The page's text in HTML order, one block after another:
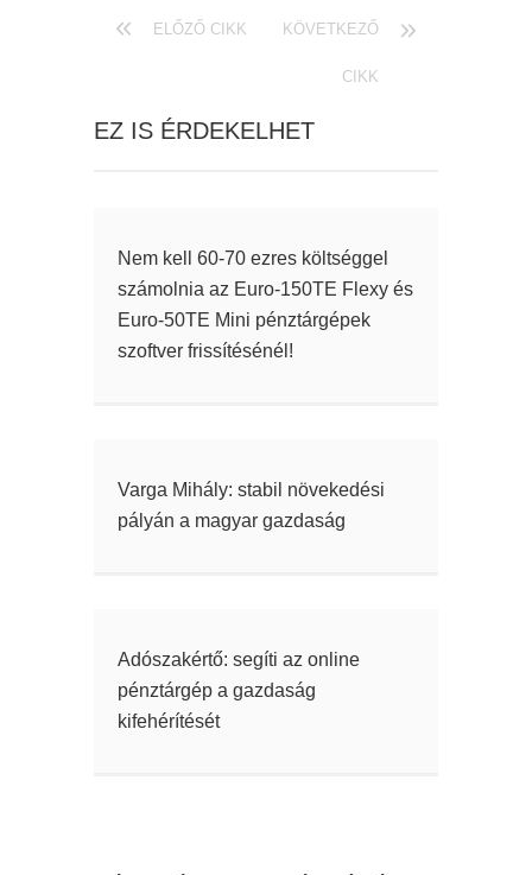
ELŐZŐ CIKK KÖVETKEZŐ
CIKK
EZ IS ÉRDEKELHET
Nem kell 60-70 ezres költséggel
számolnia az Euro-150TE Flexy és
Euro-50TE Mini pénztárgépek
szoftver frissítésénél!
Varga Mihály: stabil növekedési
pályán a magyar gazdaság
Adószakértő: segíti az online
pénztárgép a gazdaság
kifehérítését